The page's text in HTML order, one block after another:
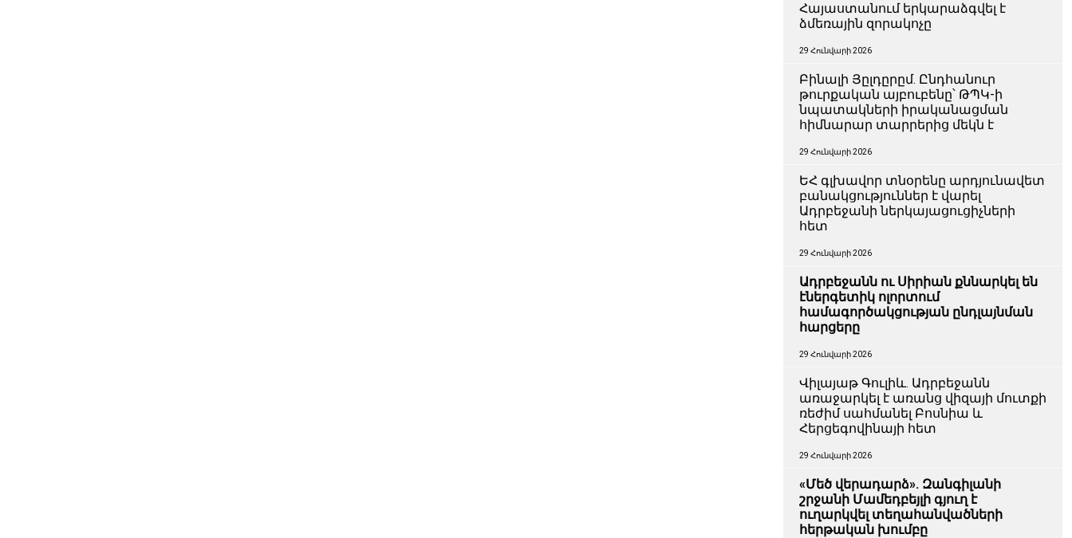
Հայաստանում երկարաձգվել է
ձմեռային զորակոչը
29 Հունվարի 2026
Բինալի Յըլդըրըմ. Ընդհանուր
թուրքական այբուբենը՝ ԹՊԿ-ի
նպատակների իրականացման
հիմնարար տարրերից մեկն է
29 Հունվարի 2026
ԵՀ գլխավոր տնօրենը արդյունավետ
բանակցություններ է վարել
Ադրբեջանի ներկայացուցիչների
հետ
29 Հունվարի 2026
Ադրբեջանն ու Սիրիան քննարկել են
էներգետիկ ոլորտում
համագործակցության ընդլայնման
հարցերը
29 Հունվարի 2026
Վիլայաթ Գուլիև. Ադրբեջանն
առաջարկել է առանց վիզայի մուտքի
ռեժիմ սահմանել Բոսնիա և
Հերցեգովինայի հետ
29 Հունվարի 2026
«Մեծ վերադարձ». Զանգիլանի
շրջանի Մամեդբեյլի գյուղ է
ուղարկվել տեղահանվածների
հերթական խումբը